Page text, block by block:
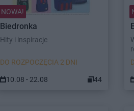
NOWA!
Biedronka
Hity i inspiracje
DO ROZPOCZĘCIA 2 DNI
10.08 - 22.08 44